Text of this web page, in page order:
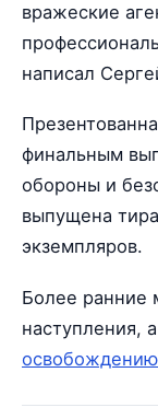
вражеские
написал
финальным
обороны и
выпущена
экземпляров.
Более ранние
наступления,